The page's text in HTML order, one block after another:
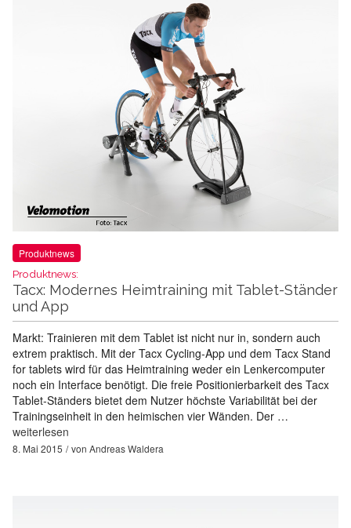
Produktnews
Produktnews:
Tacx: Modernes Heimtraining mit Tablet-Ständer
und App
Markt: Trainieren mit dem Tablet ist nicht nur in, sondern auch
extrem praktisch. Mit der Tacx Cycling-App und dem Tacx Stand
for tablets wird für das Heimtraining weder ein Lenkercomputer
noch ein Interface benötigt. Die freie Positionierbarkeit des Tacx
Tablet-Ständers bietet dem Nutzer höchste Variabilität bei der
Trainingseinheit in den heimischen vier Wänden. Der …
weiterlesen
8. Mai 2015 von Andreas Waldera